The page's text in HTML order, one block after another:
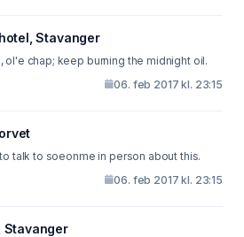
Stavanger
ol'e chap; keep burning the midnight oil.
06. feb 2017 kl. 23:15
talk to soeonme in person about this.
06. feb 2017 kl. 23:15
Stavanger